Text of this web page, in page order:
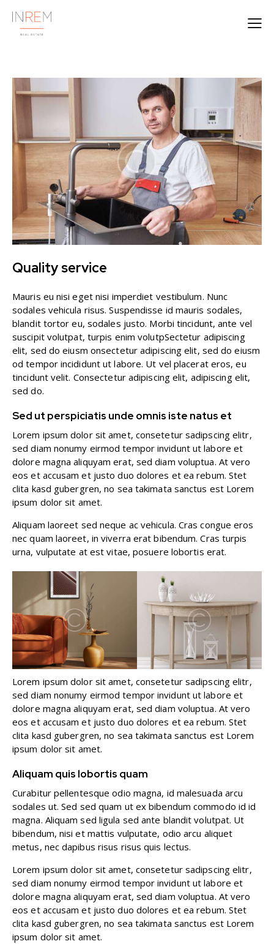
Quality service
Mauris eu nisi eget nisi imperdiet vestibulum. Nunc
sodales vehicula risus. Suspendisse id mauris sodales,
blandit tortor eu, sodales justo. Morbi tincidunt, ante vel
suscipit volutpat, turpis enim volutpSectetur adipiscing
elit, sed do eiusm onsectetur adipiscing elit, sed do eiusm
od tempor incididunt ut labore. Ut vel placerat eros, eu
tincidunt velit. Consectetur adipiscing elit, adipiscing elit,
sed do.
Sed ut perspiciatis unde omnis iste natus et
Lorem ipsum dolor sit amet, consetetur sadipscing elitr,
sed diam nonumy eirmod tempor invidunt ut labore et
dolore magna aliquyam erat, sed diam voluptua. At vero
eos et accusam et justo duo dolores et ea rebum. Stet
clita kasd gubergren, no sea takimata sanctus est Lorem
ipsum dolor sit amet.
Aliquam laoreet sed neque ac vehicula. Cras congue eros
nec quam laoreet, in viverra erat bibendum. Cras turpis
urna, vulputate at est vitae, posuere lobortis erat.
Lorem ipsum dolor sit amet, consetetur sadipscing elitr,
sed diam nonumy eirmod tempor invidunt ut labore et
dolore magna aliquyam erat, sed diam voluptua. At vero
eos et accusam et justo duo dolores et ea rebum. Stet
clita kasd gubergren, no sea takimata sanctus est Lorem
ipsum dolor sit amet.
Aliquam quis lobortis quam
Curabitur pellentesque odio magna, id malesuada arcu
sodales ut. Sed sed quam ut ex bibendum commodo id id
magna. Aliquam sed ligula sed ante blandit volutpat. Ut
bibendum, nisi et mattis vulputate, odio arcu aliquet
metus, nec dapibus risus risus quis lectus.
Lorem ipsum dolor sit amet, consetetur sadipscing elitr,
sed diam nonumy eirmod tempor invidunt ut labore et
dolore magna aliquyam erat, sed diam voluptua. At vero
eos et accusam et justo duo dolores et ea rebum. Stet
clita kasd gubergren, no sea takimata sanctus est Lorem
ipsum dolor sit amet.